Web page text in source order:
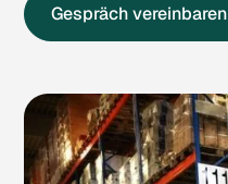
Gespräch vereinbaren